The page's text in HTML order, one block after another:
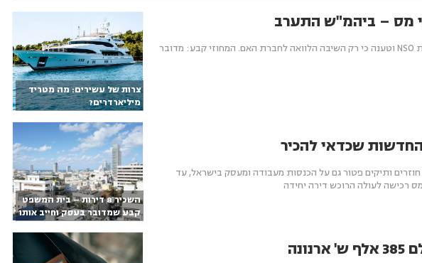
קרן השקעות זרה הקימה חברה ישראלית לצורך רכישת NSO וטענה כי רק השיבה הלוואה לחברת האם. המחוזי קבע: מדובר
שכדאי להכיר
חוזרים ותיקים פטור גם על הכנסות מעבודה ומעסק בישראל, עד
רכישה לעולה הרוכש דירה יחידה
צרות של עשירים: מה מטריד
מיליארדרים?
השכיר 8 דירות – בית המשפט
קבע שמדובר בעסק וחייב אותו